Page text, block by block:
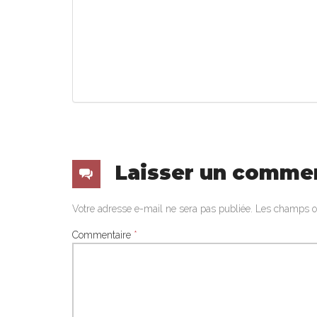
Laisser un
Votre adresse e-mail ne sera pas publiée. Les champs
Commentaire *